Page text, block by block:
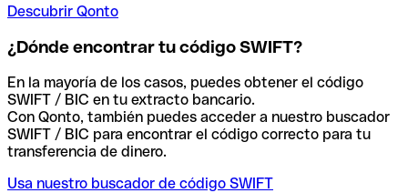
Descubrir Qonto
¿Dónde encontrar tu código SWIFT?
En la mayoría de los casos, puedes obtener el código
SWIFT / BIC en tu extracto bancario.
Con Qonto, también puedes acceder a nuestro buscador
SWIFT / BIC para encontrar el código correcto para tu
transferencia de dinero.
Usa nuestro buscador de código SWIFT